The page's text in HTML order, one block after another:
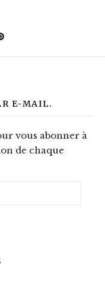
E-MAIL.
vous abonner à
de chaque